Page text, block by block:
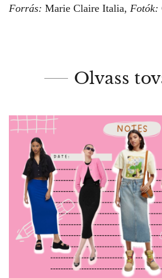
Forrás: Marie Claire Italia, Fotók:
Olvass